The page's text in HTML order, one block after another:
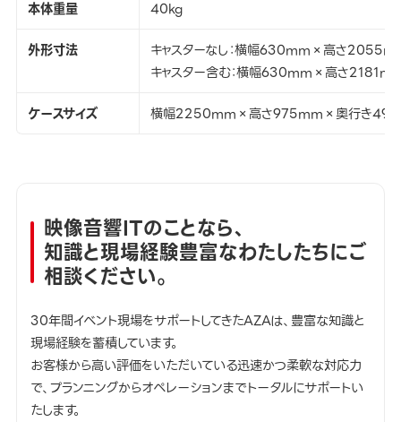
本体重量
40kg
外形寸法
キャスターなし：横幅630mm×高さ
キャスター含む：横幅630mm×高さ
ケースサイズ
横幅2250mm×高さ975mm×奥行き
映像音響ITのことなら、
知識と現場経験豊富なわたしたちにご
相談ください。
30年間イベント現場をサポートしてきたAZAは、豊富な知識と
現場経験を蓄積しています。
お客様から高い評価をいただいている迅速かつ柔軟な対応力
で、プランニングからオペレーションまでトータルにサポートい
たします。